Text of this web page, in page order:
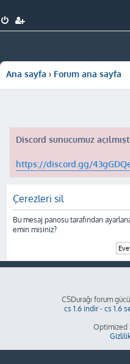
Ana sayfa Forum ana sayfa
Discord sunucumuz
https://discord.gg/
Çerezleri sil
Bu mesaj panosu tarafından
emin misiniz?
CSDurağı forum
cs 1.6 indir- cs 1.6
Optimized